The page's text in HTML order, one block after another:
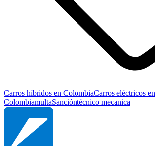
Carros híbridos en ColombiaCarros eléctricos en
ColombiamultaSancióntécnico mecánica